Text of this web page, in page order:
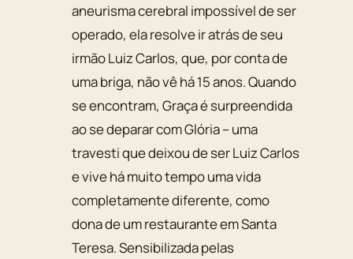
aneurisma cerebral impossível de ser
operado, ela resolve ir atrás de seu
irmão Luiz Carlos, que, por conta de
uma briga, não vê há 15 anos. Quando
se encontram, Graça é surpreendida
ao se deparar com Glória – uma
travesti que deixou de ser Luiz Carlos
e vive há muito tempo uma vida
completamente diferente, como
dona de um restaurante em Santa
Teresa. Sensibilizada pelas